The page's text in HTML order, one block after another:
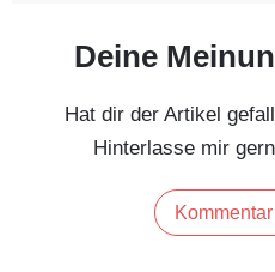
Deine
Hat dir der Artikel
Hinterlasse mir